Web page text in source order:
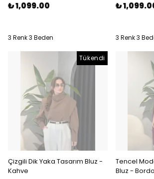
₺ 1,099.00
3 Renk 3 Beden
₺
3 Renk 3
Tükendi
Çizgili Dik Yaka Tasarım Bluz -
Kahve
Tencel
Bluz - Bordo